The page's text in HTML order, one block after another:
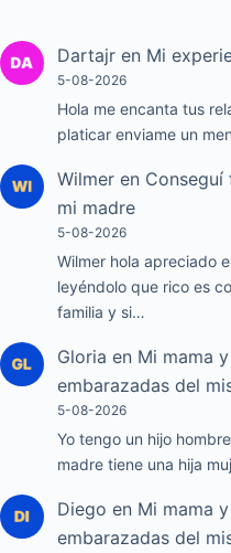
Dartajr en Mi
5-08-2026
Hola me encanta tus
platicar enviame un
Wilmer en
mi madre
5-08-2026
Wilmer hola apreciado
leyéndolo que rico es
familia y si…
Gloria en Mi mama
embarazadas del
5-08-2026
Yo tengo un hijo
madre tiene una hija
Diego en Mi mama
embarazadas del